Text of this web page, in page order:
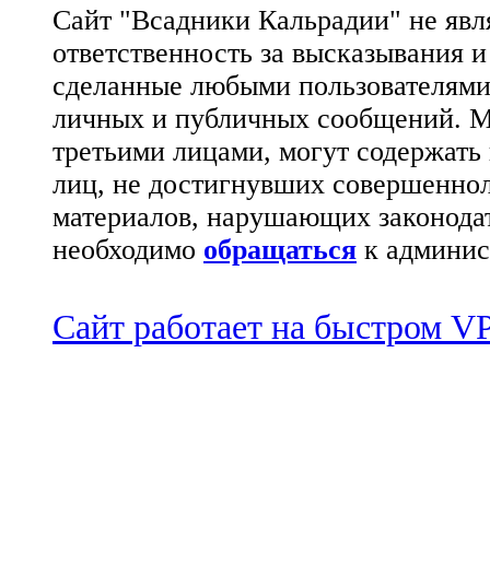
Сайт "Всадники Кальрадии" не
ответственность за
сделанные любыми
личных и публичных сообщений.
третьими лицами, могут
лиц, не достигнувших
материалов, нарушающих
необходимо обращаться к
Сайт работает на быстром